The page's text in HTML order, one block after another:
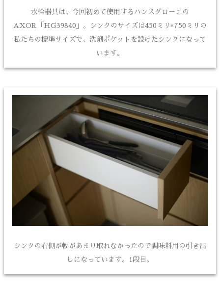
水栓器具は、今回初めて使用するハンスグローエの
AXOR「HG39840」。シンクのサイズは450ミリ×750ミリの
私たちの標準サイズで、洗剤ポケットを設けたシンクになって
います。
シンクの右側が幅があまり取れなかったので調味料用の引き出
しになっています。1段目。